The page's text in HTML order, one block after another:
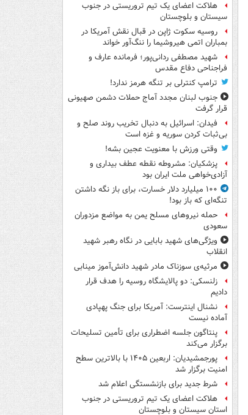
هلاکت اعضای یک تیم تروریستی در جنوب
سیستان و بلوچستان
روسیه سکوت ژاپن در قبال نقش آمریکا در
بمباران اتمی هیروشیما را ننگ‌آور خواند
شهید مصطفی ردانی‌پور؛ فرمانده عارف و
فراجناحی دفاع مقدس
ترامپ کنترلی بر تنگه هرمز ندارد!
جنوب لبنان مجدد آماج حملات دشمن صهیونی
قرار گرفت
فیدان: اسرائیل به دنبال تخریب روند صلح و
بی‌ثبات کردن سوریه و غزه است
وقتی ورزش با معنویت عجین بشه!
پزشکیان: مشروطه نقطه عطف بیداری و
آزادی‌خواهی ملت ایران بود
۱۰۰ میلیارد دلار خسارت، برای باز نگه داشتن
تنگه‌ای که باز بود!
حمله نیروهای مسلح یمن به مواضع مزدوران
سعودی
ویژگی‌های شهید بابایی در نگاه رهبر شهید
انقلاب
مرثیه‌ی سوزناک مادر شهید دانش‌آموز مینابی
زلنسکی: دو پالایشگاه روسیه را هدف قرار
دادیم
نشنال اینترست: آمریکا برای جنگ پهپادی
آماده نیست
پنتاگون جلسه اضطراری برای تأمین تسلیحات
برگزار می‌کند
پورجمشیدیان: اربعین ۱۴۰۵ با بالاترین سطح
امنیت برگزار شد
شرط جدید برای بازنشستگی اعلام شد
هلاکت اعضای یک تیم تروریستی در جنوب
استان سیستان و بلوچستان